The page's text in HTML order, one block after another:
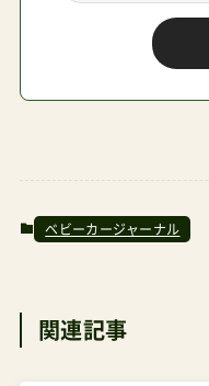
ベビーカージャーナル
関連記事